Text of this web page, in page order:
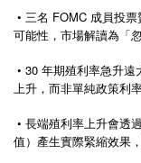
• 三名 FOMC 成員投
可能性，市場解讀為「
• 30 年期殖利率急升
上升，而非單純政策利
• 長端殖利率上升會透
值）產生實際緊縮效果